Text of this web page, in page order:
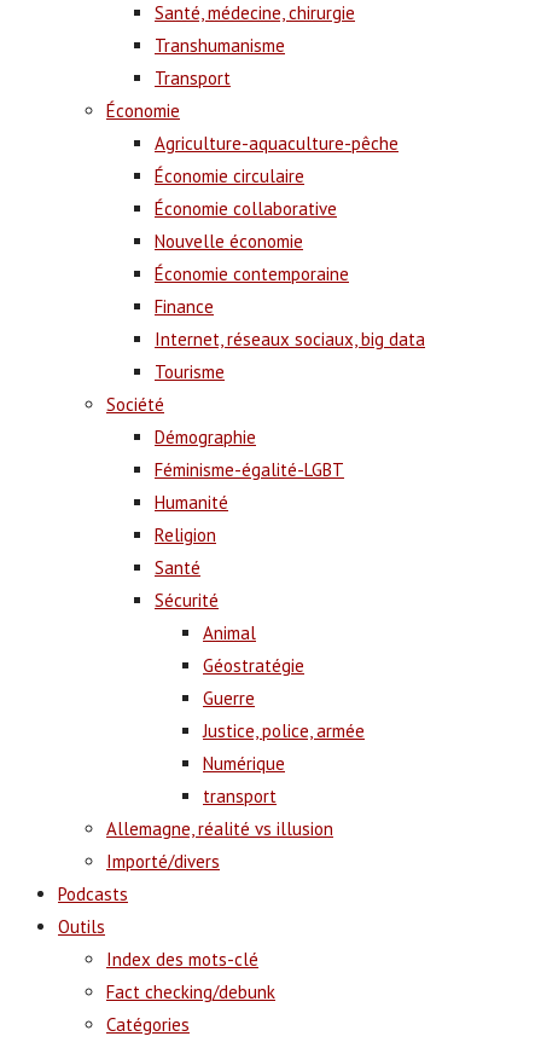
Santé, médecine, chirurgie
Transhumanisme
Transport
Économie
Agriculture-aquaculture-pêche
Économie circulaire
Économie collaborative
Nouvelle économie
Économie contemporaine
Finance
Internet, réseaux sociaux, big data
Tourisme
Société
Démographie
Féminisme-égalité-LGBT
Humanité
Religion
Santé
Sécurité
Animal
Géostratégie
Guerre
Justice, police, armée
Numérique
transport
Allemagne, réalité vs illusion
Importé/divers
Podcasts
Outils
Index des mots-clé
Fact checking/debunk
Catégories